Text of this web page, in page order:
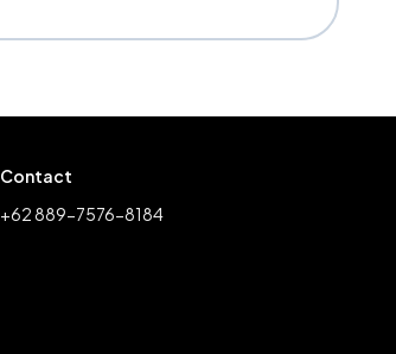
Contact
+62 889-7576-8184